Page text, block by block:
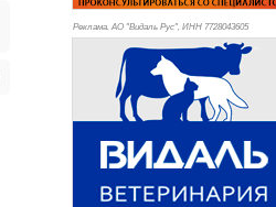
Реклама. АО "Видаль Рус", ИНН 7728043605